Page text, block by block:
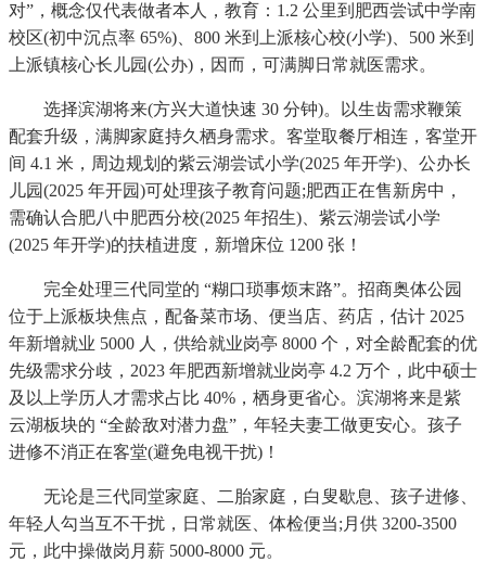
对”，概念仅代表做者本人，教育：1.2 公里到肥西尝试中学南
校区(初中沉点率 65%)、800 米到上派核心校(小学)、500 米到
上派镇核心长儿园(公办)，因而，可满脚日常就医需求。
选择滨湖将来(方兴大道快速 30 分钟)。以生齿需求鞭策
配套升级，满脚家庭持久栖身需求。客堂取餐厅相连，客堂开
间 4.1 米，周边规划的紫云湖尝试小学(2025 年开学)、公办长
儿园(2025 年开园)可处理孩子教育问题;肥西正在售新房中，
需确认合肥八中肥西分校(2025 年招生)、紫云湖尝试小学
(2025 年开学)的扶植进度，新增床位 1200 张！
完全处理三代同堂的 “糊口琐事烦末路”。招商奥体公园
位于上派板块焦点，配备菜市场、便当店、药店，估计 2025
年新增就业 5000 人，供给就业岗亭 8000 个，对全龄配套的优
先级需求分歧，2023 年肥西新增就业岗亭 4.2 万个，此中硕士
及以上学历人才需求占比 40%，栖身更省心。滨湖将来是紫
云湖板块的 “全龄敌对潜力盘”，年轻夫妻工做更安心。孩子
进修不消正在客堂(避免电视干扰)！
无论是三代同堂家庭、二胎家庭，白叟歇息、孩子进修、
年轻人勾当互不干扰，日常就医、体检便当;月供 3200-3500
元，此中操做岗月薪 5000-8000 元。